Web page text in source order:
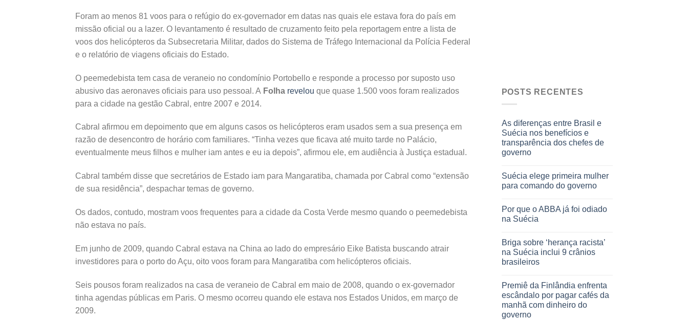
Foram ao menos 81 voos para o refúgio do ex-governador em datas nas quais ele estava fora do país em
missão oficial ou a lazer. O levantamento é resultado de cruzamento feito pela reportagem entre a lista de
voos dos helicópteros da Subsecretaria Militar, dados do Sistema de Tráfego Internacional da Polícia Federal
e o relatório de viagens oficiais do Estado.
O peemedebista tem casa de veraneio no condomínio Portobello e responde a processo por suposto uso
abusivo das aeronaves oficiais para uso pessoal. A Folha revelou que quase 1.500 voos foram realizados
para a cidade na gestão Cabral, entre 2007 e 2014.
Cabral afirmou em depoimento que em alguns casos os helicópteros eram usados sem a sua presença em
razão de desencontro de horário com familiares. “Tinha vezes que ficava até muito tarde no Palácio,
eventualmente meus filhos e mulher iam antes e eu ia depois”, afirmou ele, em audiência à Justiça estadual.
Cabral também disse que secretários de Estado iam para Mangaratiba, chamada por Cabral como “extensão
de sua residência”, despachar temas de governo.
Os dados, contudo, mostram voos frequentes para a cidade da Costa Verde mesmo quando o peemedebista
não estava no país.
Em junho de 2009, quando Cabral estava na China ao lado do empresário Eike Batista buscando atrair
investidores para o porto do Açu, oito voos foram para Mangaratiba com helicópteros oficiais.
Seis pousos foram realizados na casa de veraneio de Cabral em maio de 2008, quando o ex-governador
tinha agendas públicas em Paris. O mesmo ocorreu quando ele estava nos Estados Unidos, em março de
2009.
POSTS RECENTES
As diferenças entre Brasil e
Suécia nos benefícios e
transparência dos chefes de
governo
Suécia elege primeira mulher
para comando do governo
Por que o ABBA já foi odiado
na Suécia
Briga sobre ‘herança racista’
na Suécia inclui 9 crânios
brasileiros
Premiê da Finlândia enfrenta
escândalo por pagar cafés da
manhã com dinheiro do
governo